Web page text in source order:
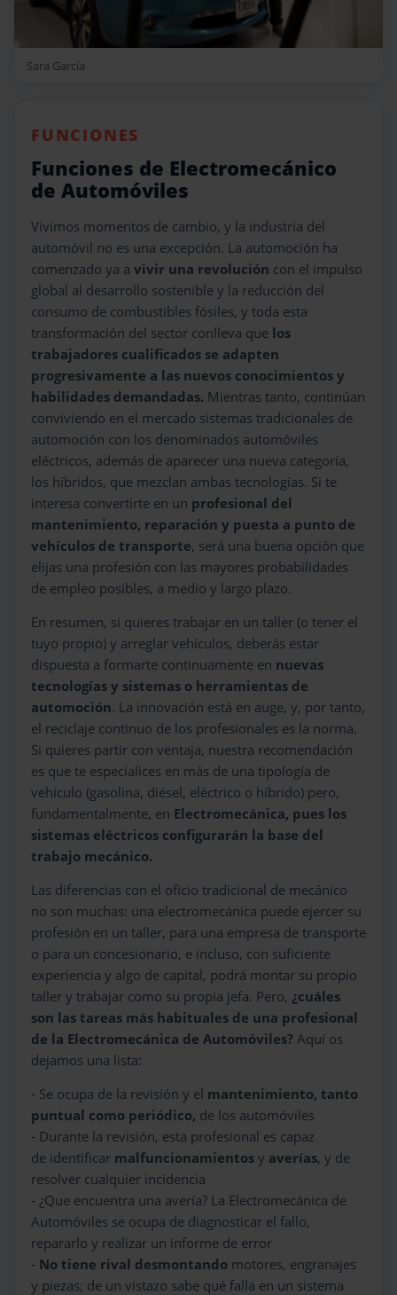
Sara García
FUNCIONES
Funciones de Electromecánico
de Automóviles
Vivimos momentos de cambio, y la industria del
automóvil no es una excepción. La automoción ha
comenzado ya a vivir una revolución con el impulso
global al desarrollo sostenible y la reducción del
consumo de combustibles fósiles, y toda esta
transformación del sector conlleva que los
trabajadores cualificados se adapten
progresivamente a las nuevos conocimientos y
habilidades demandadas. Mientras tanto, continúan
conviviendo en el mercado sistemas tradicionales de
automoción con los denominados automóviles
eléctricos, además de aparecer una nueva categoría,
los híbridos, que mezclan ambas tecnologías. Si te
interesa convertirte en un profesional del
mantenimiento, reparación y puesta a punto de
vehículos de transporte, será una buena opción que
elijas una profesión con las mayores probabilidades
de empleo posibles, a medio y largo plazo.
En resumen, si quieres trabajar en un taller (o tener el
tuyo propio) y arreglar vehículos, deberás estar
dispuesta a formarte continuamente en nuevas
tecnologías y sistemas o herramientas de
automoción. La innovación está en auge, y, por tanto,
el reciclaje continuo de los profesionales es la norma.
Si quieres partir con ventaja, nuestra recomendación
es que te especialices en más de una tipología de
vehículo (gasolina, diésel, eléctrico o híbrido) pero,
fundamentalmente, en Electromecánica, pues los
sistemas eléctricos configurarán la base del
trabajo mecánico.
Las diferencias con el oficio tradicional de mecánico
no son muchas: una electromecánica puede ejercer su
profesión en un taller, para una empresa de transporte
o para un concesionario, e incluso, con suficiente
experiencia y algo de capital, podrá montar su propio
taller y trabajar como su propia jefa. Pero, ¿cuáles
son las tareas más habituales de una profesional
de la Electromecánica de Automóviles? Aquí os
dejamos una lista:
- Se ocupa de la revisión y el mantenimiento, tanto
puntual como periódico, de los automóviles
- Durante la revisión, esta profesional es capaz
de identificar malfuncionamientos y averías, y de
resolver cualquier incidencia
- ¿Que encuentra una avería? La Electromecánica de
Automóviles se ocupa de diagnosticar el fallo,
repararlo y realizar un informe de error
- No tiene rival desmontando motores, engranajes
y piezas; de un vistazo sabe qué falla en un sistema